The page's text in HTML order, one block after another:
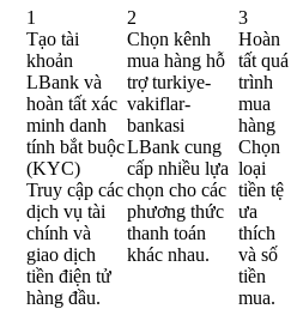
1
Tạo tài
khoản
LBank và
hoàn tất xác
minh danh
tính bắt buộc
(KYC)
Truy cập các
dịch vụ tài
chính và
giao dịch
tiền điện tử
hàng đầu.
2
Chọn kênh
mua hàng hỗ
trợ turkiye-
vakiflar-
bankasi
LBank cung
cấp nhiều lựa
chọn cho các
phương thức
thanh toán
khác nhau.
3
Hoàn
tất quá
trình
mua
hàng
Chọn
loại
tiền tệ
ưa
thích
và số
tiền
mua.